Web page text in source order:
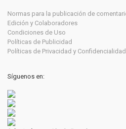
Normas para la publicación de
Edición y Colaboradores
Condiciones de Uso
Políticas de Publicidad
Políticas de Privacidad y Confidencialidad
Síguenos en: